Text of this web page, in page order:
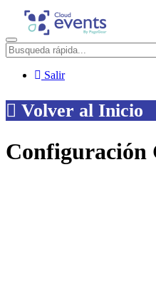
Menú
Salir
Volver al Inicio
Configuración